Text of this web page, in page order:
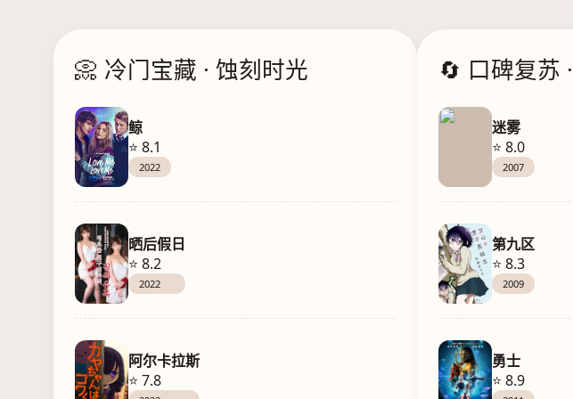
📀 冷门宝藏 · 蚀刻时光
鲸
⭐ 8.1
2022
晒后假日
⭐ 8.2
2022
阿尔卡拉斯
⭐ 7.8
🔄 口碑复苏
迷雾
⭐ 8.0
2007
第九区
⭐ 8.3
2009
勇士
⭐ 8.9